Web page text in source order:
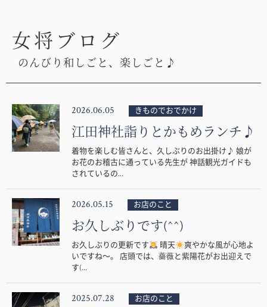
女将ブログ
のんびり和しごと、楽しごと♪
2026.06.05 きものでおでかけ
江田神社詣りとかもめランチ♪
着物を楽しむ皆さんと、久しぶりのお出掛け♪ 娘が
お花のお稽古に通っている先生が 神話観光ガイドも
されているの...
2026.05.15 お店のこと
お久しぶりです(^^)
お久しぶりの更新です 晴天
爽やかな風が心地よ
いですね〜。 店頭では、薔薇と紫陽花がお出迎えで
す(...
2025.07.28 お店のこと